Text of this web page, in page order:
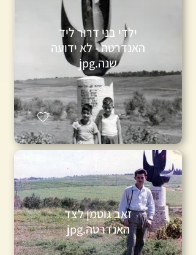
ילדי בני דרור ליד
האנדרטה - לא ידועה
שנה.jpg
זאב גוטמן לצד
האנדרטה.jpg